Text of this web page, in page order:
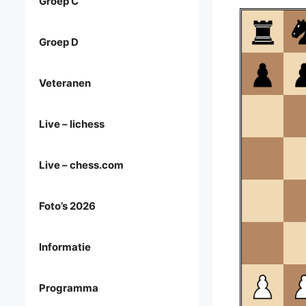
Groep D
Veteranen
Live – lichess
Live – chess.com
Foto’s 2026
Informatie
Programma